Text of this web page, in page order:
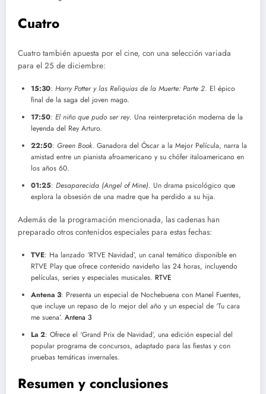
Cuatro
Cuatro también apuesta por el cine, con una selección variada
para el 25 de diciembre:
15:30: Harry Potter y las Reliquias de la Muerte: Parte 2. El épico
final de la saga del joven mago.
17:50: El niño que pudo ser rey. Una reinterpretación moderna de la
leyenda del Rey Arturo.
22:50: Green Book. Ganadora del Óscar a la Mejor Película, narra la
amistad entre un pianista afroamericano y su chófer italoamericano en
los años 60.
01:25: Desaparecida (Angel of Mine). Un drama psicológico que
explora la obsesión de una madre que ha perdido a su hija.
Además de la programación mencionada, las cadenas han
preparado otros contenidos especiales para estas fechas:
TVE: Ha lanzado ‘RTVE Navidad’, un canal temático disponible en
RTVE Play que ofrece contenido navideño las 24 horas, incluyendo
películas, series y especiales musicales. RTVE
Antena 3: Presenta un especial de Nochebuena con Manel Fuentes,
que incluye un repaso de lo mejor del año y un especial de ‘Tu cara
me suena’. Antena 3
La 2: Ofrece el ‘Grand Prix de Navidad’, una edición especial del
popular programa de concursos, adaptado para las fiestas y con
pruebas temáticas invernales.
Resumen y conclusiones